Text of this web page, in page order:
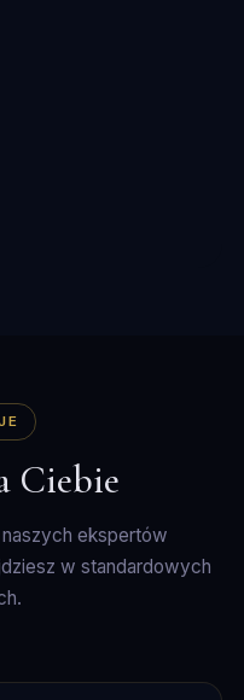
Ciebie
ekspertów
w standardowych